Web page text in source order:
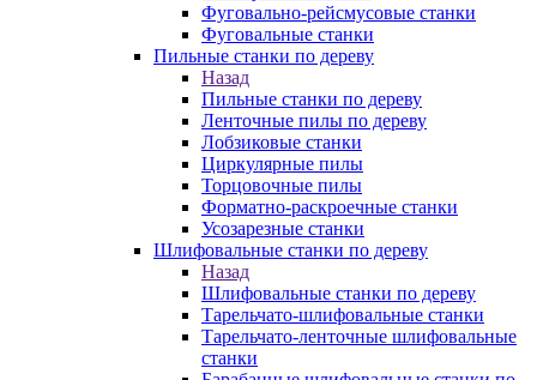
Фуговально-рейсмусовые станки
Фуговальные станки
Пильные станки по дереву
Назад
Пильные станки по дереву
Ленточные пилы по дереву
Лобзиковые станки
Циркулярные пилы
Торцовочные пилы
Форматно-раскроечные станки
Усозарезные станки
Шлифовальные станки по дереву
Назад
Шлифовальные станки по дереву
Тарельчато-шлифовальные станки
Тарельчато-ленточные шлифовальные
станки